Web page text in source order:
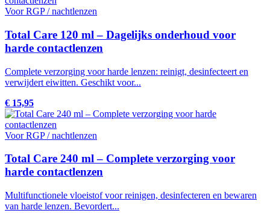
Voor RGP / nachtlenzen
Total Care 120 ml – Dagelijks onderhoud voor
harde contactlenzen
Complete verzorging voor harde lenzen: reinigt, desinfecteert en
verwijdert eiwitten. Geschikt voor...
€ 15,95
Voor RGP / nachtlenzen
Total Care 240 ml – Complete verzorging voor
harde contactlenzen
Multifunctionele vloeistof voor reinigen, desinfecteren en bewaren
van harde lenzen. Bevordert...